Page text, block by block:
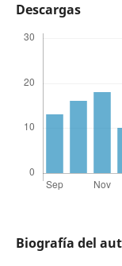
Descargas
Biografía del